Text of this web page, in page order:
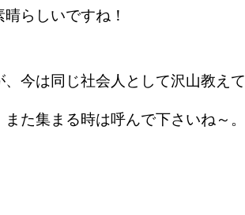
らしいですね！
今は同じ社会人として沢山教えて
た集まる時は呼んで下さいね～。